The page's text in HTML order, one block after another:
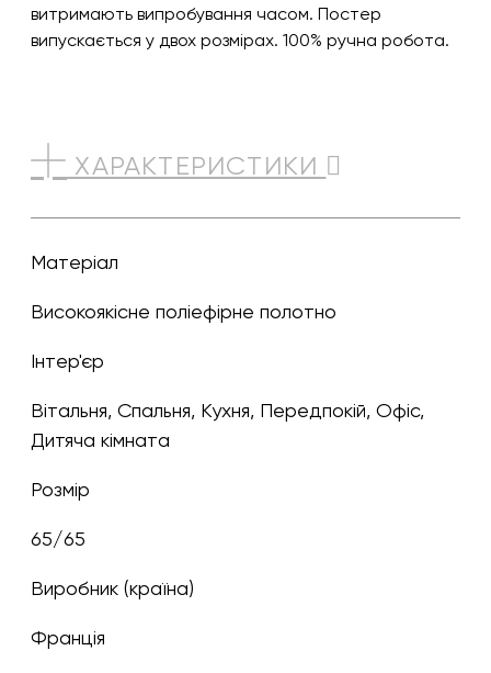
витримають випробування часом. Постер
випускається у двох розмірах. 100% ручна робота.
ХАРАКТЕРИСТИКИ
Матеріал
Високоякісне поліефірне полотно
Інтер'єр
Вітальня, Спальня, Кухня, Передпокій, Офіс,
Дитяча кімната
Розмір
65/65
Виробник (країна)
Франція